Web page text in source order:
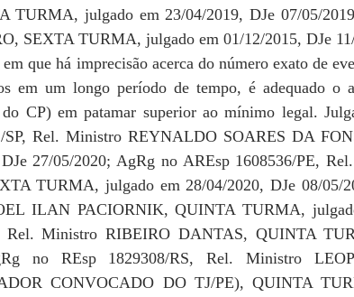
TURMA, julgado em 23/04/2019, DJe 07/05/
SEXTA TURMA, julgado em 01/12/2015, DJe
que há imprecisão acerca do número exato de
em um longo período de tempo, é adequado o
CP) em patamar superior ao mínimo legal.
SP, Rel. Ministro REYNALDO SOARES DA
27/05/2020; AgRg no AREsp 1608536/PE,
TURMA, julgado em 28/04/2020, DJe 08/05/
ILAN PACIORNIK, QUINTA TURMA,
Rel. Ministro RIBEIRO DANTAS, QUINTA
no REsp 1829308/RS, Rel. Ministro
CONVOCADO DO TJ/PE), QUINTA